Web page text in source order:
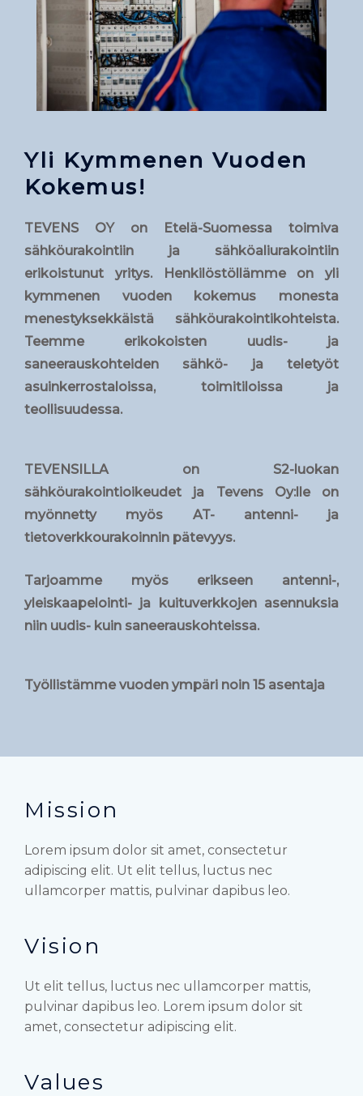
Yli Kymmenen Vuoden
Kokemus!
TEVENS OYon Etelä-Suomessa toimiva
sähköurakointiin ja sähköaliurakointiin
erikoistunut yritys. Henkilöstöllämme on yli
kymmenen vuoden kokemus monesta
menestyksekkäistä sähköurakointikohteista.
Teemme erikokoisten uudis- ja
saneerauskohteiden sähkö- ja teletyöt
asuinkerrostaloissa, toimitiloissa ja
teollisuudessa.
TEVENSILLA on S2-luokan
sähköurakointioikeudet ja Tevens Oy:lle on
myönnetty myös AT- antenni- ja
tietoverkkourakoinnin pätevyys.
Tarjoamme myös erikseen antenni-,
yleiskaapelointi- ja kuituverkkojen asennuksia
niin uudis- kuin saneerauskohteissa.
Työllistämme vuoden ympäri noin 15 asentaja
Mission
Lorem ipsum dolor sit amet, consectetur
adipiscing elit. Ut elit tellus, luctus nec
ullamcorper mattis, pulvinar dapibus leo.
Vision
Ut elit tellus, luctus nec ullamcorper mattis,
pulvinar dapibus leo. Lorem ipsum dolor sit
amet, consectetur adipiscing elit.
Values